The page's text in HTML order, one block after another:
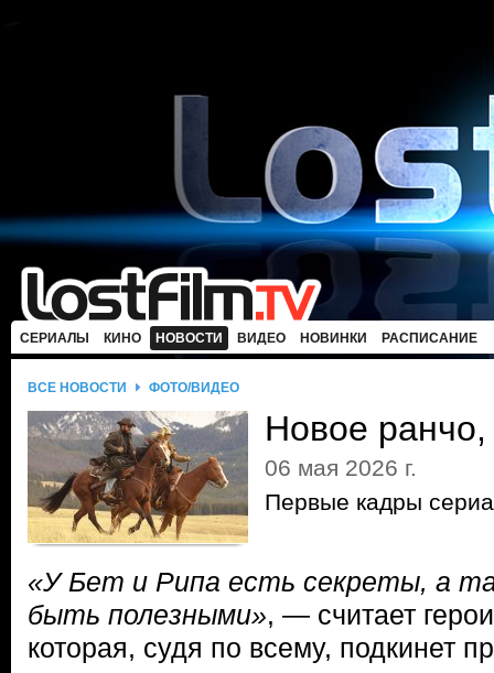
СЕРИАЛЫ КИНО НОВОСТИ ВИДЕО НОВИНКИ РАСПИСАНИЕ
ВСЕ НОВОСТИ ФОТО/ВИДЕО
Новое
06 мая 2026 г.
Первые кадры
«У Бет и Рипа есть секреты, а
быть полезными», — считает
которая, судя по всему, подкинет